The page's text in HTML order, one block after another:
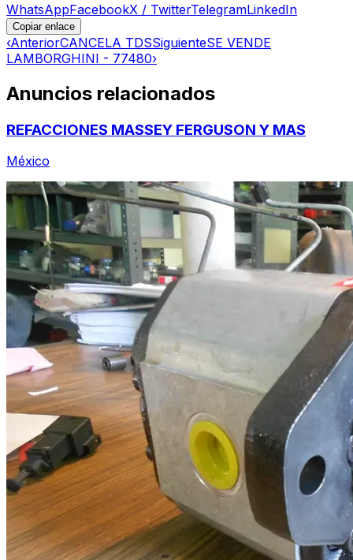
WhatsAppFacebookX / TwitterTelegramLinkedIn
Copiar enlace
‹AnteriorCANCELA TDSSiguienteSE VENDE
LAMBORGHINI - 77480›
Anuncios relacionados
REFACCIONES MASSEY FERGUSON Y MAS
México